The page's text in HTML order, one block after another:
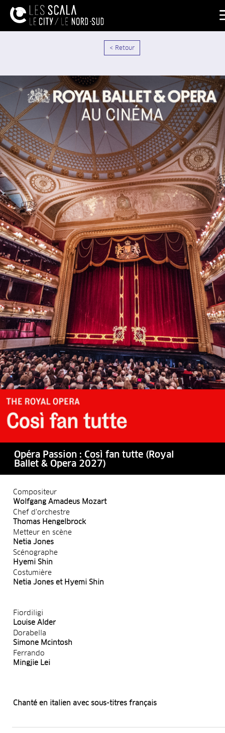
< Retour
Opéra Passion : Così fan tutte (Royal
Ballet & Opera 2027)
Compositeur
Wolfgang Amadeus Mozart
Chef d'orchestre
Thomas Hengelbrock
Metteur en scène
Netia Jones
Scénographe
Hyemi Shin
Costumière
Netia Jones et Hyemi Shin
Fiordiligi
Louise Alder
Dorabella
Simone Mcintosh
Ferrando
Mingjie Lei
Chanté en italien avec sous-titres français